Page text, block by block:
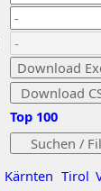
Kärnten Tirol
Top 100